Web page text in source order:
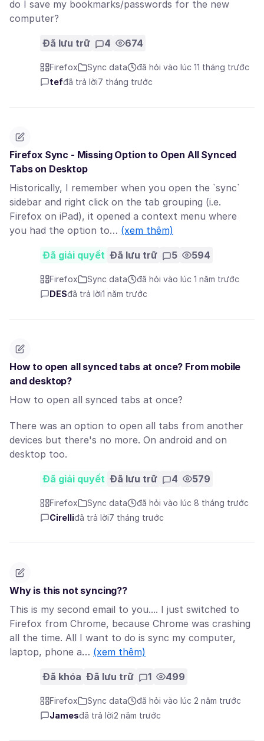
do I save my bookmarks/passwords for the new
computer?
Đã lưu trữ 4 674
Firefox Sync data
đã hỏi vào lúc 11 tháng trước
tefđã trả lời7 tháng trước
Firefox Sync - Missing Option to Open All Synced
Tabs on Desktop
Historically, I remember when you open the `sync`
sidebar and right click on the tab grouping (i.e.
Firefox on iPad), it opened a context menu where
you had the option to… (xem thêm)
Đã giải quyết Đã lưu trữ 5 594
Firefox Sync data
đã hỏi vào lúc 1 năm trước
DESđã trả lời1 năm trước
How to open all synced tabs at once? From mobile
and desktop?
How to open all synced tabs at once?
There was an option to open all tabs from another
devices but there's no more. On android and on
desktop too.
Đã giải quyết Đã lưu trữ 4 579
Firefox Sync data
đã hỏi vào lúc 8 tháng trước
Cirelliđã trả lời7 tháng trước
Why is this not syncing??
This is my second email to you.... I just switched to
Firefox from Chrome, because Chrome was crashing
all the time. All I want to do is sync my computer,
laptop, phone a… (xem thêm)
Đã khóa Đã lưu trữ 1 499
Firefox Sync data
đã hỏi vào lúc 2 năm trước
Jamesđã trả lời2 năm trước